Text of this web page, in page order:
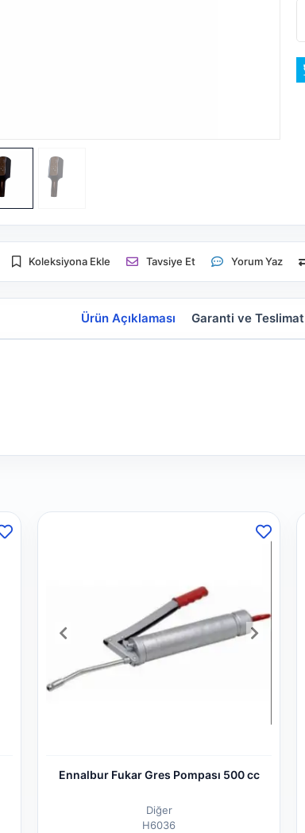
Koleksiyona Ekle Tavsiye Et Yorum Yaz
Ürün Açıklaması Garanti ve Teslimat
Ennalbur Fukar Gres Pompası 500 cc
Diğer
H6036